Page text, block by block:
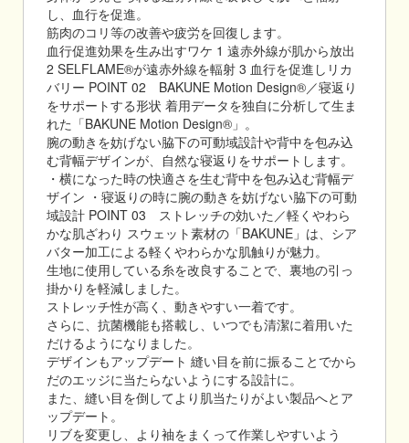
し、血行を促進。
筋肉のコリ等の改善や疲労を回復します。
血行促進効果を生み出すワケ 1 遠赤外線が肌から放出
2 SELFLAME®が遠赤外線を輻射 3 血行を促進しリカ
バリー POINT 02 BAKUNE Motion Design®／寝返り
をサポートする形状 着用データを独自に分析して生ま
れた「BAKUNE Motion Design®」。
腕の動きを妨げない脇下の可動域設計や背中を包み込
む背幅デザインが、自然な寝返りをサポートします。
・横になった時の快適さを生む背中を包み込む背幅デ
ザイン ・寝返りの時に腕の動きを妨げない脇下の可動
域設計 POINT 03 ストレッチの効いた／軽くやわら
かな肌ざわり スウェット素材の「BAKUNE」は、シア
バター加工による軽くやわらかな肌触りが魅力。
生地に使用している糸を改良することで、裏地の引っ
掛かりを軽減しました。
ストレッチ性が高く、動きやすい一着です。
さらに、抗菌機能も搭載し、いつでも清潔に着用いた
だけるようになりました。
デザインもアップデート 縫い目を前に振ることでから
だのエッジに当たらないようにする設計に。
また、縫い目を倒してより肌当たりがよい製品へとア
ップデート。
リブを変更し、より袖をまくって作業しやすいよう